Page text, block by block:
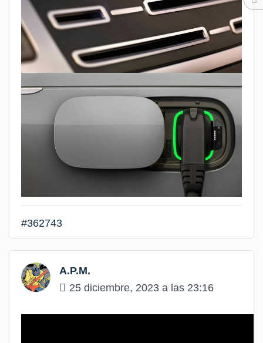
#362743
A.P.M.
25 diciembre, 2023 a las 23:16